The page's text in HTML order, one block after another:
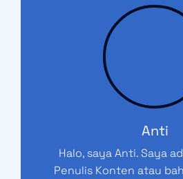
Anti
Halo, saya Anti. Saya
Penulis Konten atau